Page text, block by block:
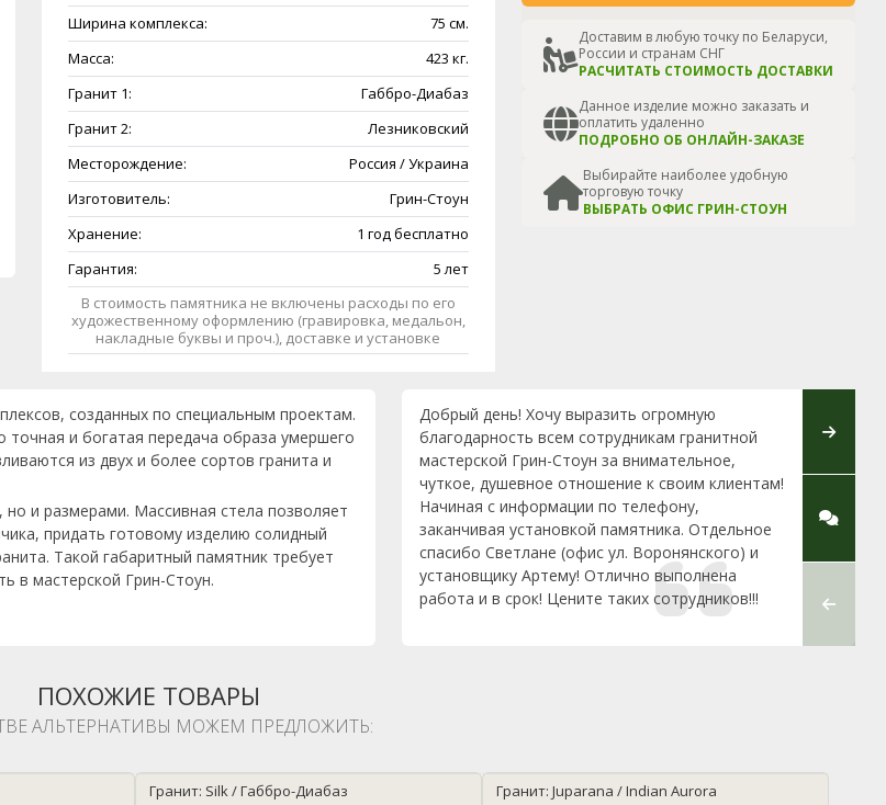
Доставим в любую точку по Беларуси,
России и странам СНГ
РАСЧИТАТЬ СТОИМОСТЬ ДОСТАВКИ
Данное изделие можно заказать и
оплатить удаленно
ПОДРОБНО ОБ ОНЛАЙН-ЗАКАЗЕ
Выбирайте наиболее удобную
торговую точку
ВЫБРАТЬ ОФИС ГРИН-СТОУН
Ширина комплекса:
75 см.
Масса:
423 кг.
Гранит 1:
Габбро-Диабаз
Гранит 2:
Лезниковский
Месторождение:
Россия / Украина
Изготовитель:
Грин-Стоун
Хранение:
1 год бесплатно
Гарантия:
5 лет
В стоимость памятника не включены расходы по его
художественному оформлению (гравировка, медальон,
накладные буквы и проч.), доставке и установке
созданных по специальным проектам.
и богатая передача образа умершего
из двух и более сортов гранита и
и размерами. Массивная стела позволяет
придать готовому изделию солидный
Такой габаритный памятник требует
в мастерской Грин-Стоун.
Добрый день! Хочу выразить огромную
благодарность всем сотрудникам гранитной
мастерской Грин-Стоун за внимательное,
чуткое, душевное отношение к своим клиентам!
Начиная с информации по телефону,
заканчивая установкой памятника. Отдельное
спасибо Светлане (офис ул. Воронянского) и
установщику Артему! Отлично выполнена
работа и в срок! Цените таких сотрудников!!!
ПОХОЖИЕ ТОВАРЫ
АЛЬТЕРНАТИВЫ МОЖЕМ ПРЕДЛОЖИТЬ:
Гранит: Silk / Габбро-Диабаз Гранит: Juparana / Indian Aurora